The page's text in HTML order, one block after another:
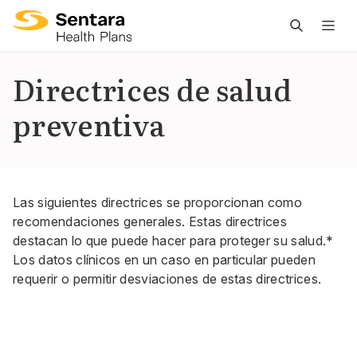
Directrices de salud
preventiva
Las siguientes directrices se proporcionan como
recomendaciones generales. Estas directrices
destacan lo que puede hacer para proteger su salud.*
Los datos clínicos en un caso en particular pueden
requerir o permitir desviaciones de estas directrices.